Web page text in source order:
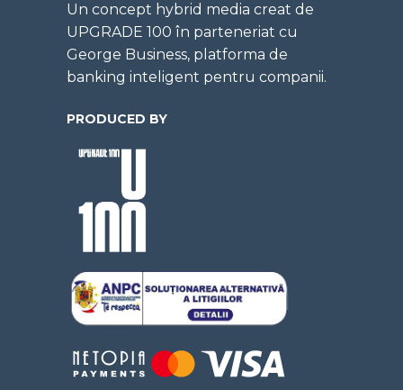
Un concept hybrid media creat de
UPGRADE 100 în parteneriat cu
George Business, platforma de
banking inteligent pentru companii.
PRODUCED BY